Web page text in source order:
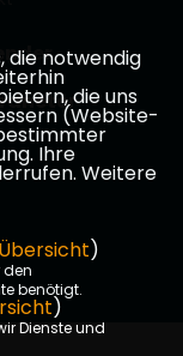
die notwendig
die uns
(Website-
Ihre
Weitere
Übersicht)
den
benötigt.
)
Dienste und